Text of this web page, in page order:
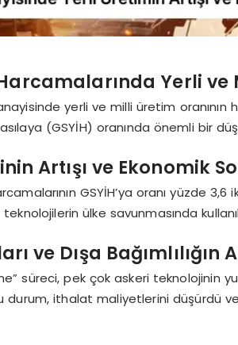
Yerli ve
yerli ve milli üretim oranının
(GSYİH) oranında önemli bir
Artışı ve Ekonomik
GSYİH’ya oranı yüzde
teknolojilerin ülke savunmasında
ve Dışa Bağımlılığın
süreci, pek çok askeri teknolojinin
durum, ithalat maliyetlerini düşürdü